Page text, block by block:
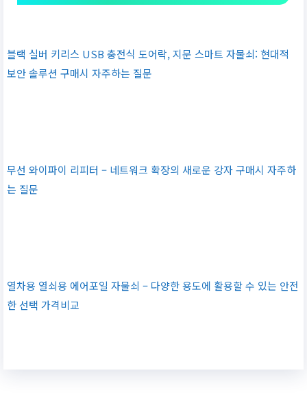
블랙 실버 키리스 USB 충전식 도어락, 지문 스마트 자물쇠: 현대적
보안 솔루션 구매시 자주하는 질문
무선 와이파이 리피터 – 네트워크 확장의 새로운 강자 구매시 자주하
는 질문
열차용 열쇠용 에어포일 자물쇠 – 다양한 용도에 활용할 수 있는 안전
한 선택 가격비교